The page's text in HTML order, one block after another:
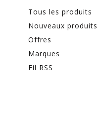
Tous les produits
Nouveaux produits
Offres
Marques
Fil RSS